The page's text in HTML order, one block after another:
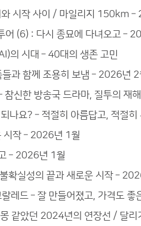
시작 사이 / 마일리지 150km
어 (6) : 다시 종묘에 다녀오고 –
의 시대 – 40대의 생존 고민
과 함께 조용히 보냄 – 2026년 2
참신한 방송국 드라마, 질투의 재
나요? – 적절히 아름답고, 적절히
시작 – 2026년 1월
– 2026년 1월
확실성의 끝과 새로운 시작 –
레드 – 잘 만들어졌고, 가격도 좋
같았던 2024년의 연장선 / 달